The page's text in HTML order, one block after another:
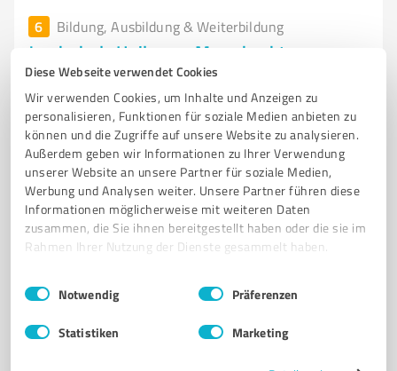
Diese Webseite verwendet Cookies
Wir verwenden Cookies, um Inhalte und Anzeigen zu
personalisieren, Funktionen für soziale Medien anbieten zu
können und die Zugriffe auf unsere Website zu analysieren.
Außerdem geben wir Informationen zu Ihrer Verwendung
unserer Website an unsere Partner für soziale Medien,
Werbung und Analysen weiter. Unsere Partner führen diese
Informationen möglicherweise mit weiteren Daten
zusammen, die Sie ihnen bereitgestellt haben oder die sie im
Rahmen Ihrer Nutzung der Dienste gesammelt haben.
Impressum Datenschutzbestimmungen
Einwilligungsauswahl
Notwendig Präferenzen
Statistiken Marketing
6 Bildung, Ausbildung & Weiterbildung
Jagdschule Heilmann Marschacht
Jagdschule Heilmann - Ausbildung zum Jungjäger in
Marschacht
JAGDSCHULE JUNGJÄGERAUSBILDUNG JAGDSCHEIN
FLEXIBLE AUSBILDUNG ONLINE-KURS NATUR
PRAKTISCHE ÜBUNGEN ERFOLGSQUOTE WAIDMANN
WILDTIERKUNDE JAGDPRÜFUNG AUSBILDUNG IN MARSCHACHT
Elbuferstraße 3, 21436 Marschacht
5,00 / 5,00
(1 Quelle)